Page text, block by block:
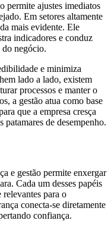
permite ajustes imediatos
Em setores altamente
mais evidente. Ele
indicadores e conduz
do negócio.
e minimiza
lado a lado, existem
processos e manter o
a gestão atua como base
que a empresa cresça
patamares de desempenho.
e gestão permite enxergar
Cada um desses papéis
para o
conecta-se diretamente
confiança.